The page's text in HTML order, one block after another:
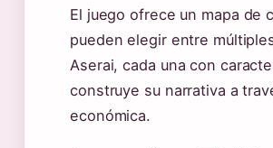
El juego ofrece un mapa de
pueden elegir entre
Aserai, cada una con
construye su narrativa a
económica.